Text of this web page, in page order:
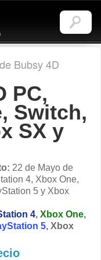
Bubsy 4D
PC,
Switch,
SX y
22 de Mayo de
4, Xbox One,
5 y Xbox
4, Xbox One,
5, Xbox